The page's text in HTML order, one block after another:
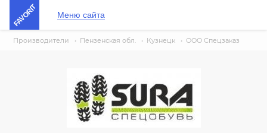
FAVORIT Меню сайта
Производители › Пензенская обл. › Кузнецк › ООО Спецзаказ